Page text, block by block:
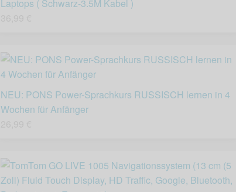
Laptops ( Schwarz-3.5M Kabel )
NEU: PONS Power-Sprachkurs RUSSISCH lernen in 4
Wochen für Anfänger